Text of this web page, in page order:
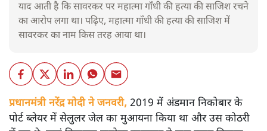
याद आती है कि सावरकर पर महात्मा गाँधी की हत्या की साजिश रचने
का आरोप लगा था। पढ़िए, महात्मा गाँधी की हत्या की साजिश में
सावरकर का नाम किस तरह आया था।
प्रधानमंत्री नरेंद्र मोदी ने जनवरी, 2019 में अंडमान निकोबार के
पोर्ट ब्लेयर में सेलुलर जेल का मुआयना किया था और उस कोठरी